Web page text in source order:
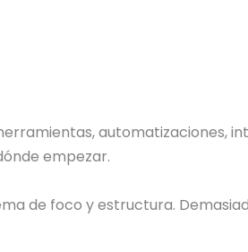
automatizaciones,
empezar.
de foco y estructura.